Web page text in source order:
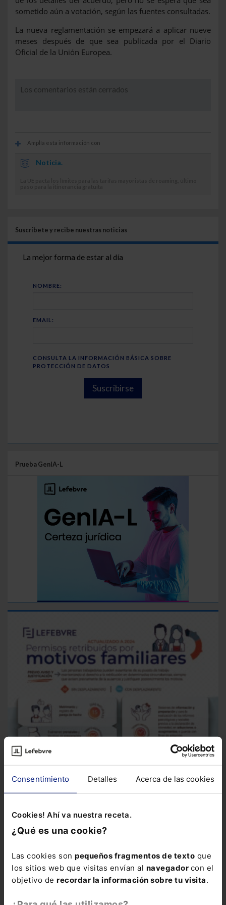
Consentimiento Detalles Acerca de las cookies
Cookies! Ahí va nuestra receta.
¿Qué es una cookie?
Las cookies son pequeños fragmentos de texto que
los sitios web que visitas envían al navegador con el
objetivo de recordar la información sobre tu visita.
sometido aún a votación, según las fuentes consultadas.
La nueva reglamentación se empezará a aplicar nueve
meses después de que sea publicada por el Diario
Oficial de la Unión Europea.
Los comentarios están cerrados
Amplía esta información con
Noticia.
Suscríbete y recibe nuestras noticias
La mejor forma de estar al día
NOMBRE:
EMAIL:
CONSULTA LA INFORMACIÓN BÁSICA SOBRE
PROTECCIÓN DE DATOS
Suscribirse
Prueba GenIA-L
infografía resume las principales novedades, desde el tiempo
que corresponde por...